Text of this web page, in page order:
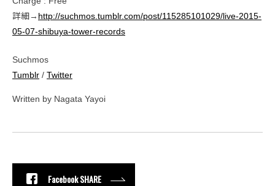
詳細→ http://suchmos.tumblr.com/post/115285101029/live-2015-
05-07-shibuya-tower-records
Suchmos
Tumblr / Twitter
Written by Nagata Yayoi
Facebook SHARE